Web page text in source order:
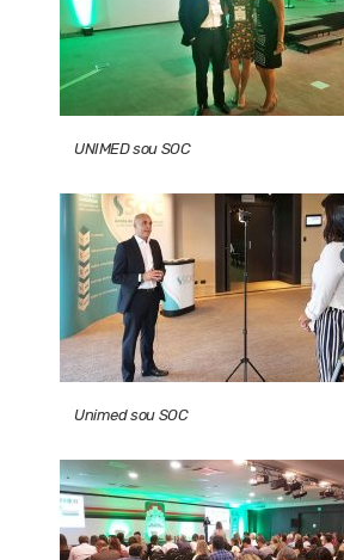
UNIMED sou SOC
Unimed sou SOC